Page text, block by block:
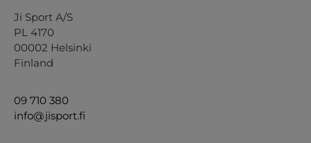
Ji Sport A/S
PL 4170
00002 Helsinki
Finland
09 710 380
info@jisport.fi